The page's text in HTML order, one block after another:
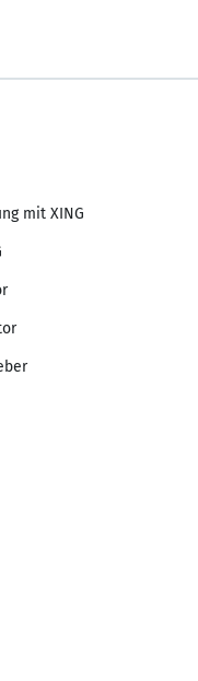
mit XING